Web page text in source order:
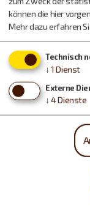
Führungen
können die hier
Mehr dazu erfahren
Technisch
↓ 1 Dienst
Externe
↓ 4Dienste